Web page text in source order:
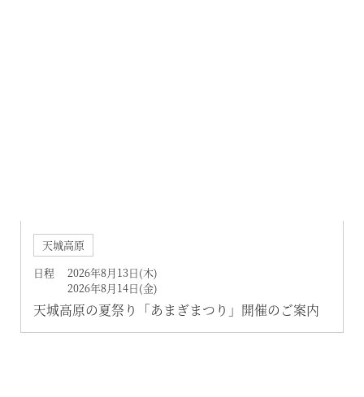
天城高原
日程 2026年8月13日(木)
2026年8月14日(金)
天城高原の夏祭り「あまぎまつり」開催のご案内